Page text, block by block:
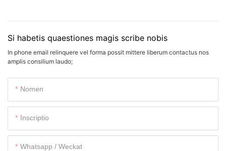
Si habetis quaestiones magis scribe nobis
In phone email relinquere vel forma possit mittere liberum contactus nos
amplis consilium laudo;
Nomen
Inscriptio
Whatsapp / Weckat